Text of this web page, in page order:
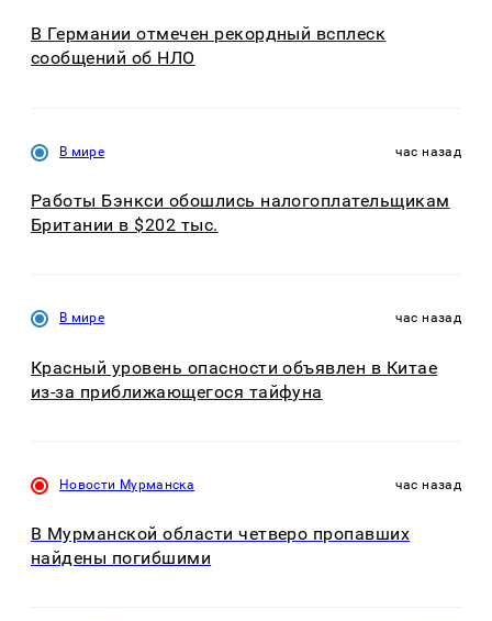
В Германии отмечен рекордный всплеск
сообщений об НЛО
В мире час назад
Работы Бэнкси обошлись налогоплательщикам
Британии в $202 тыс.
В мире час назад
Красный уровень опасности объявлен в Китае
из-за приближающегося тайфуна
Новости Мурманска час назад
В Мурманской области четверо пропавших
найдены погибшими